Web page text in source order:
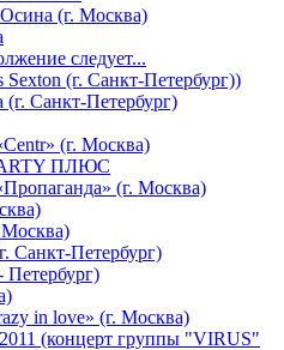
(г. Москва)
следует...
(г. Санкт-Петербург))
Санкт-Петербург)
(г. Москва)
ПЛЮС
(г. Москва)
Санкт-Петербург)
Петербург)
in love» (г. Москва)
(концерт группы "VIRUS"